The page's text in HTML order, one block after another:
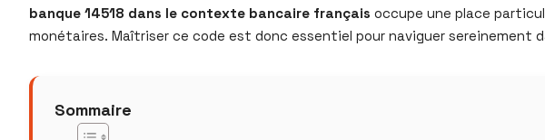
banque 14518 dans le contexte bancaire français occupe une place
monétaires. Maîtriser ce code est donc essentiel pour naviguer sereinement
Sommaire